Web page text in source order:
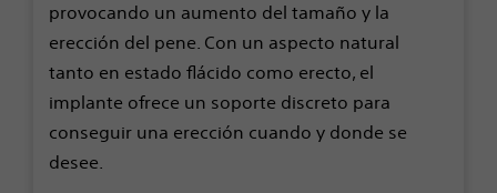
provocando un aumento del tamaño y la
erección del pene. Con un aspecto natural
tanto en estado flácido como erecto, el
implante ofrece un soporte discreto para
conseguir una erección cuando y donde se
desee.